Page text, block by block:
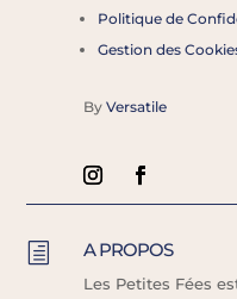
Politique de
Gestion des
By Versatile
h A PROPOS
Les Petites Fées